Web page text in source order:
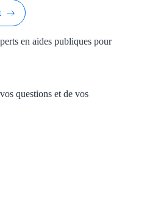
Nos guides
Contactez-nous
questions et de vos